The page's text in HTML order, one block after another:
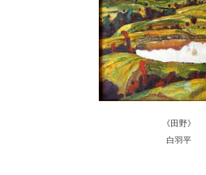
《田野》
白羽平